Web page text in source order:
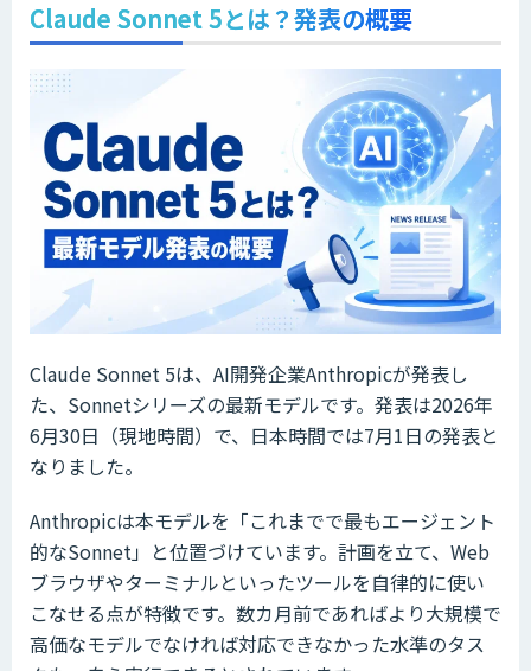
Claude Sonnet 5とは？発表の概要
Claude Sonnet 5は、AI開発企業Anthropicが発表し
た、Sonnetシリーズの最新モデルです。発表は2026年
6月30日（現地時間）で、日本時間では7月1日の発表と
なりました。
Anthropicは本モデルを「これまでで最もエージェント
的なSonnet」と位置づけています。計画を立て、Web
ブラウザやターミナルといったツールを自律的に使い
こなせる点が特徴です。数カ月前であればより大規模で
高価なモデルでなければ対応できなかった水準のタス